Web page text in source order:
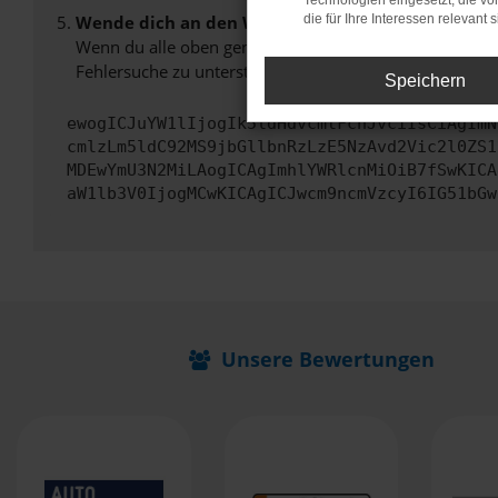
Wende dich an den Webseitenbetreiber.
Wenn du alle oben genannten Schritte versucht hast,
Fehlersuche zu unterstützen:
Unsere Bewertungen
die für Ihre Interessen relevant
Speichern